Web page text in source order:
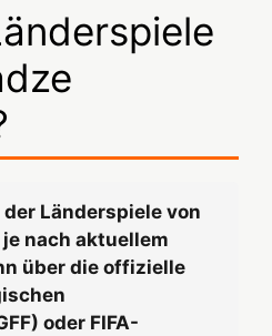
Länderspiele von
nach aktuellem
über die offizielle
oder FIFA-